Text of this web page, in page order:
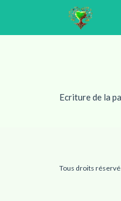
Ecriture de la
Tous droits